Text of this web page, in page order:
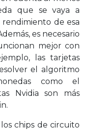
que se vaya a
de esa
es necesario
mejor con
las tarjetas
el algoritmo
como el
Nvidia son más
chips de circuito